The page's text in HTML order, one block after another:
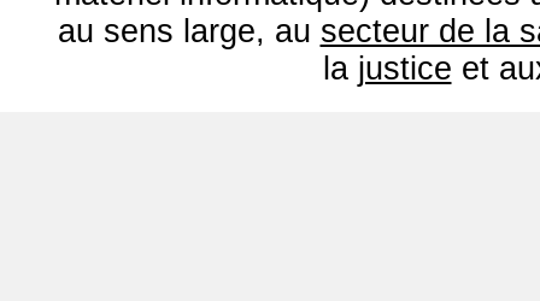
au sens large, au secteur de la
la justice et